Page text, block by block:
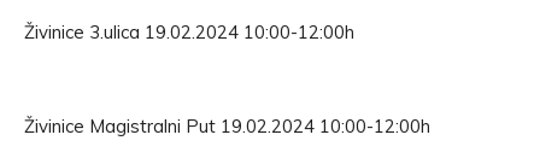
Živinice 3.ulica 19.02.2024 10:00-12:00h
Živinice Magistralni Put 19.02.2024 10:00-12:00h